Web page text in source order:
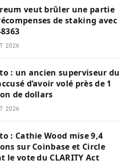
veut brûler une partie
de staking avec
8363
2026
: un ancien superviseur du
d’avoir volé près de 1
de dollars
2026
: Cathie Wood mise 9,4
sur Coinbase et Circle
le vote du CLARITY Act